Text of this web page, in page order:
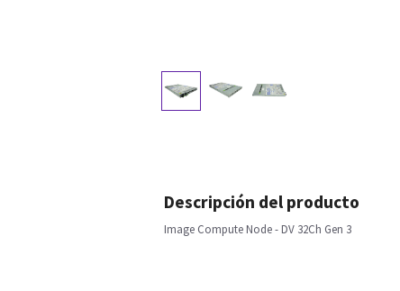
Descripción del producto
Image Compute Node - DV 32Ch Gen 3